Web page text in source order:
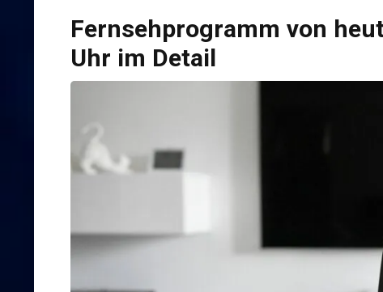
Fernsehprogramm von
Uhr im Detail